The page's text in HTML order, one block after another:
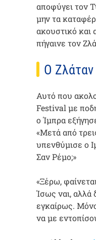
αποφύγει τον
μην τα
ακουστικό και
πήγαινε τον
Ο Ζλάταν
Αυτό που
Festival με
ο Ίμπρα
«Μετά από
υπενθύμισε ο
Σαν Ρέμο;»
«Ξέρω,
Ίσως ναι, αλλά
εγκαίρως.
να με